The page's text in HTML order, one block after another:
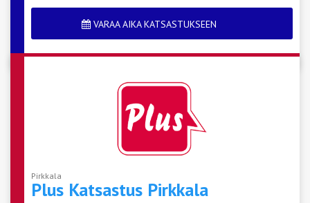
VARAA AIKA KATSASTUKSEEN
Pirkkala
Plus Katsastus Pirkkala